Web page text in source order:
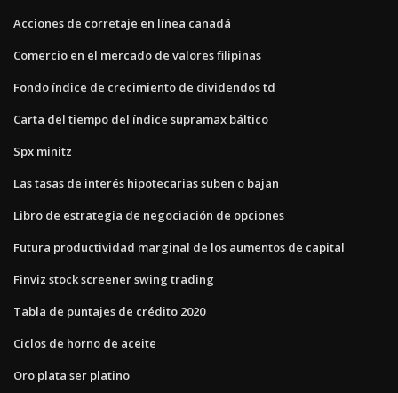
Acciones de corretaje en línea canadá
Comercio en el mercado de valores filipinas
Fondo índice de crecimiento de dividendos td
Carta del tiempo del índice supramax báltico
Spx minitz
Las tasas de interés hipotecarias suben o bajan
Libro de estrategia de negociación de opciones
Futura productividad marginal de los aumentos de capital
Finviz stock screener swing trading
Tabla de puntajes de crédito 2020
Ciclos de horno de aceite
Oro plata ser platino